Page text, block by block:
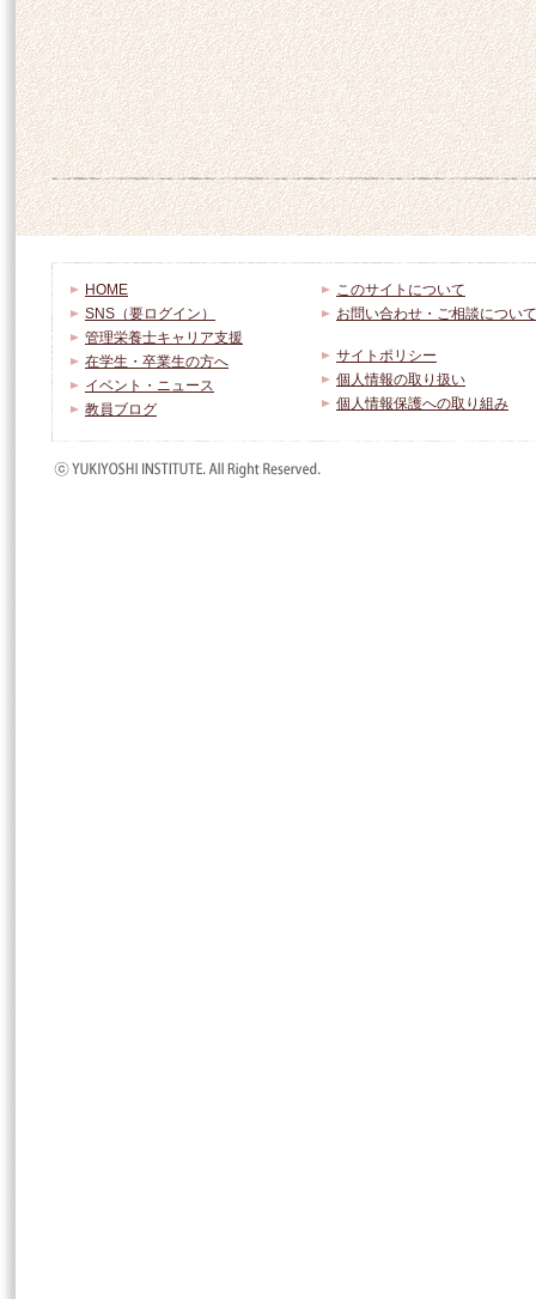
HOME
SNS（要ログイン）
管理栄養士キャリア支援
在学生・卒業生の方へ
イベント・ニュース
教員ブログ
このサイトについて
お問い合わせ・ご相談について
サイトポリシー
個人情報の取り扱い
個人情報保護への取り組み